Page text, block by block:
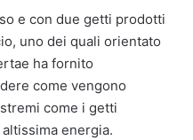
e con due getti prodotti
uno dei quali orientato
ha fornito
come vengono
come i getti
energia.